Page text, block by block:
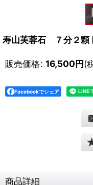
寿山芙蓉石 ７分２顆
販売価格: 16,500円(
Facebookでシェア
商品詳細